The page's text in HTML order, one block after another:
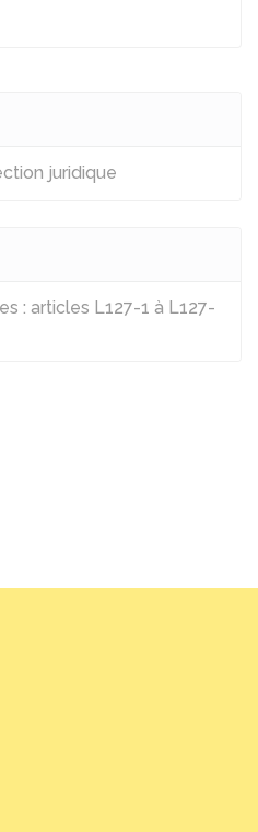
juridique
: articles L127-1 à L127-